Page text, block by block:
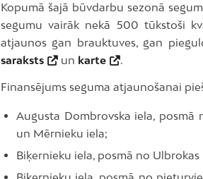
Kopumā šajā būvdarbu sezonā
segumu vairāk nekā 500 tūkstoši
atjaunos gan brauktuves, gan
saraksts
un karte .
Finansējums seguma atjaunošanai
Augusta Dombrovska iela, posmā
un Mērnieku iela;
Biķernieku iela, posmā no